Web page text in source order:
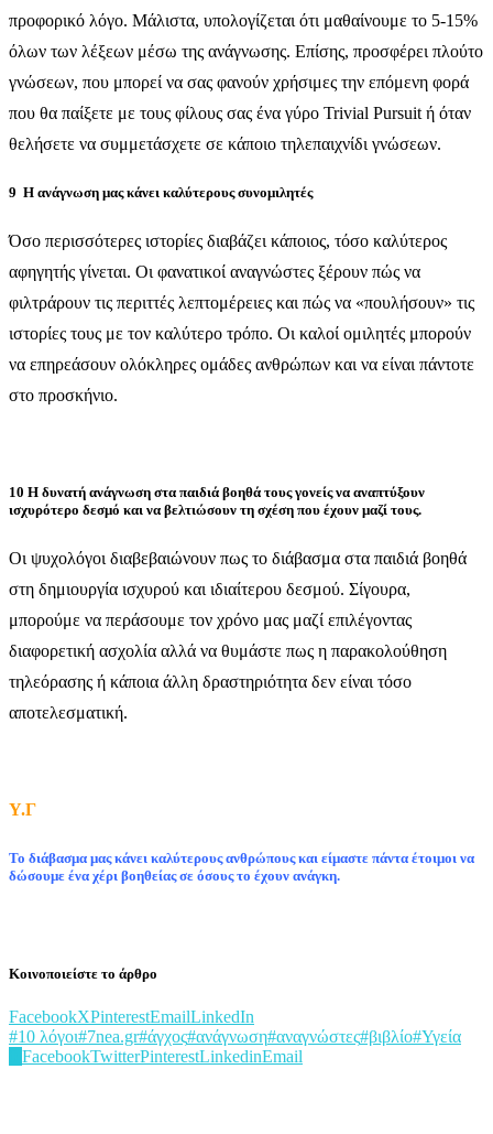
προφορικό λόγο. Μάλιστα, υπολογίζεται ότι μαθαίνουμε το 5-15%
όλων των λέξεων μέσω της ανάγνωσης. Επίσης, προσφέρει πλούτο
γνώσεων, που μπορεί να σας φανούν χρήσιμες την επόμενη φορά
που θα παίξετε με τους φίλους σας ένα γύρο Trivial Pursuit ή όταν
θελήσετε να συμμετάσχετε σε κάποιο τηλεπαιχνίδι γνώσεων.
9 Η ανάγνωση μας κάνει καλύτερους συνομιλητές
Όσο περισσότερες ιστορίες διαβάζει κάποιος, τόσο καλύτερος
αφηγητής γίνεται. Οι φανατικοί αναγνώστες ξέρουν πώς να
φιλτράρουν τις περιττές λεπτομέρειες και πώς να «πουλήσουν» τις
ιστορίες τους με τον καλύτερο τρόπο. Οι καλοί ομιλητές μπορούν
να επηρεάσουν ολόκληρες ομάδες ανθρώπων και να είναι πάντοτε
στο προσκήνιο.
10 Η δυνατή ανάγνωση στα παιδιά βοηθά τους γονείς να αναπτύξουν
ισχυρότερο δεσμό και να βελτιώσουν τη σχέση που έχουν μαζί τους.
Οι ψυχολόγοι διαβεβαιώνουν πως το διάβασμα στα παιδιά βοηθά
στη δημιουργία ισχυρού και ιδιαίτερου δεσμού. Σίγουρα,
μπορούμε να περάσουμε τον χρόνο μας μαζί επιλέγοντας
διαφορετική ασχολία αλλά να θυμάστε πως η παρακολούθηση
τηλεόρασης ή κάποια άλλη δραστηριότητα δεν είναι τόσο
αποτελεσματική.
Υ.Γ
Το διάβασμα μας κάνει καλύτερους ανθρώπους και είμαστε πάντα έτοιμοι να
δώσουμε ένα χέρι βοηθείας σε όσους το έχουν ανάγκη.
Κοινοποιείστε το άρθρο
FacebookXPinterestEmailLinkedIn
#10 λόγοι#7nea.gr#άγχος#ανάγνωση#αναγνώστες#βιβλίο#Υγεία
FacebookTwitterPinterestLinkedinEmail